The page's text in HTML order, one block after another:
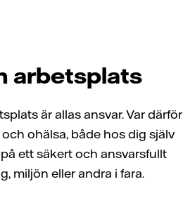
arbetsplats
är allas ansvar. Var därför
ohälsa, både hos dig själv
ett säkert och ansvarsfullt
miljön eller andra i fara.